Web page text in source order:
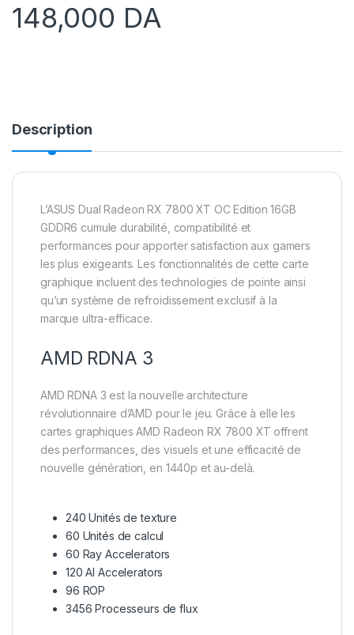
148,000 DA
Description
L’ASUS Dual Radeon RX 7800 XT OC Edition 16GB
GDDR6 cumule durabilité, compatibilité et
performances pour apporter satisfaction aux gamers
les plus exigeants. Les fonctionnalités de cette carte
graphique incluent des technologies de pointe ainsi
qu’un système de refroidissement exclusif à la
marque ultra-efficace.
AMD RDNA 3
AMD RDNA 3 est la nouvelle architecture
révolutionnaire d’AMD pour le jeu. Grâce à elle les
cartes graphiques AMD Radeon RX 7800 XT offrent
des performances, des visuels et une efficacité de
nouvelle génération, en 1440p et au-delà.
240 Unités de texture
60 Unités de calcul
60 Ray Accelerators
120 AI Accelerators
96 ROP
3456 Processeurs de flux